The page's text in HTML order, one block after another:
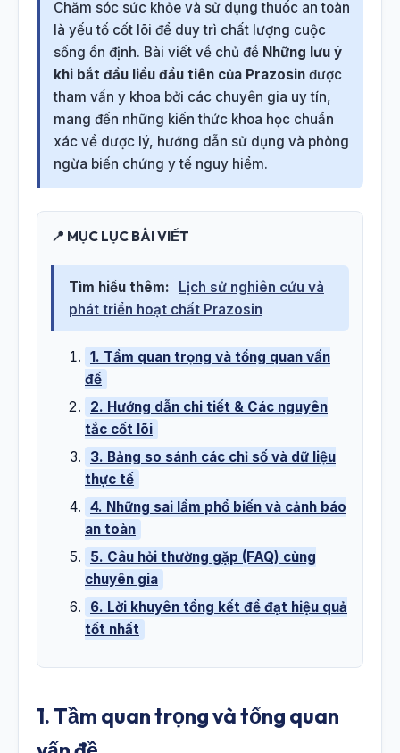
Chăm sóc sức khỏe và sử dụng thuốc an toàn
là yếu tố cốt lõi để duy trì chất lượng cuộc
sống ổn định. Bài viết về chủ đề Những lưu ý
khi bắt đầu liều đầu tiên của Prazosin được
tham vấn y khoa bởi các chuyên gia uy tín,
mang đến những kiến thức khoa học chuẩn
xác về dược lý, hướng dẫn sử dụng và phòng
ngừa biến chứng y tế nguy hiểm.
📍 MỤC LỤC BÀI VIẾT
Tìm hiểu thêm:
Lịch sử nghiên cứu và
phát triển hoạt chất Prazosin
1. Tầm quan trọng và tổng quan vấn
đề
2. Hướng dẫn chi tiết & Các nguyên
tắc cốt lõi
3. Bảng so sánh các chỉ số và dữ liệu
thực tế
4. Những sai lầm phổ biến và cảnh báo
an toàn
5. Câu hỏi thường gặp (FAQ) cùng
chuyên gia
6. Lời khuyên tổng kết để đạt hiệu quả
tốt nhất
1. Tầm quan trọng và tổng quan